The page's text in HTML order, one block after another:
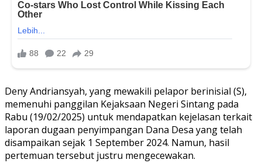
Deny Andriansyah, yang mewakili pelapor berinisial (S),
memenuhi panggilan Kejaksaan Negeri Sintang pada
Rabu (19/02/2025) untuk mendapatkan kejelasan terkait
laporan dugaan penyimpangan Dana Desa yang telah
disampaikan sejak 1 September 2024. Namun, hasil
pertemuan tersebut justru mengecewakan.